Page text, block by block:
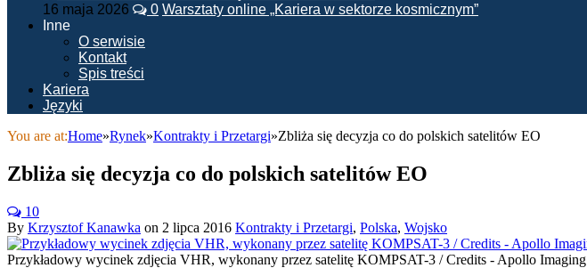
16 maja 2026 0 Warsztaty online „Kariera w sektorze kosmicznym”
Inne
O serwisie
Kontakt
Spis treści
Kariera
Języki
You are at:Home»Rynek»Kontrakty i Przetargi»Zbliża się decyzja co do polskich satelitów EO
Zbliża się decyzja co do polskich satelitów EO
10
By Krzysztof Kanawka on 2 lipca 2016 Kontrakty i Przetargi, Polska, Wojsko
Przykładowy wycinek zdjęcia VHR, wykonany przez satelitę KOMPSAT-3 / Credits - Apollo Imaging